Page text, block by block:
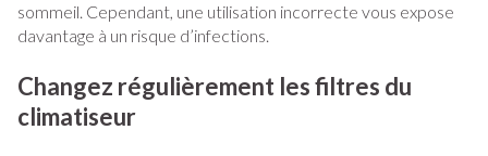
sommeil. Cependant, une utilisation incorrecte vous expose
davantage à un risque d’infections.
Changez régulièrement les filtres du
climatiseur